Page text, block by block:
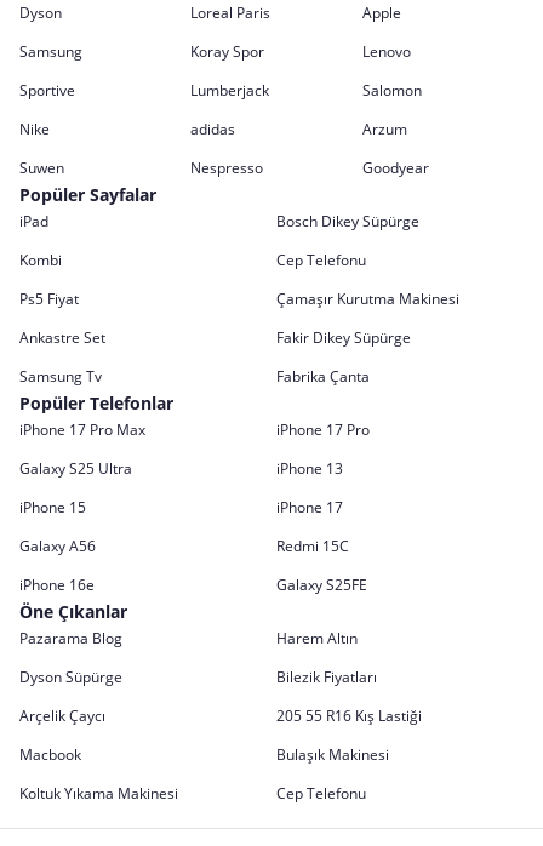
Dyson
Loreal Paris
Apple
Samsung
Koray Spor
Lenovo
Sportive
Lumberjack
Salomon
Nike
adidas
Arzum
Suwen
Nespresso Goodyear
Popüler Sayfalar
iPad
Bosch Dikey Süpürge
Kombi
Cep Telefonu
Ps5 Fiyat
Çamaşır Kurutma Makinesi
Ankastre Set
Fakir Dikey Süpürge
Samsung Tv
Fabrika Çanta
Popüler Telefonlar
iPhone 17 Pro Max
iPhone 17 Pro
Galaxy S25 Ultra
iPhone 13
iPhone 15
iPhone 17
Galaxy A56
Redmi 15C
iPhone 16e
Galaxy S25FE
Öne Çıkanlar
Pazarama Blog
Harem Altın
Dyson Süpürge
Bilezik Fiyatları
Arçelik Çaycı
205 55 R16 Kış Lastiği
Macbook
Bulaşık Makinesi
Koltuk Yıkama Makinesi
Cep Telefonu